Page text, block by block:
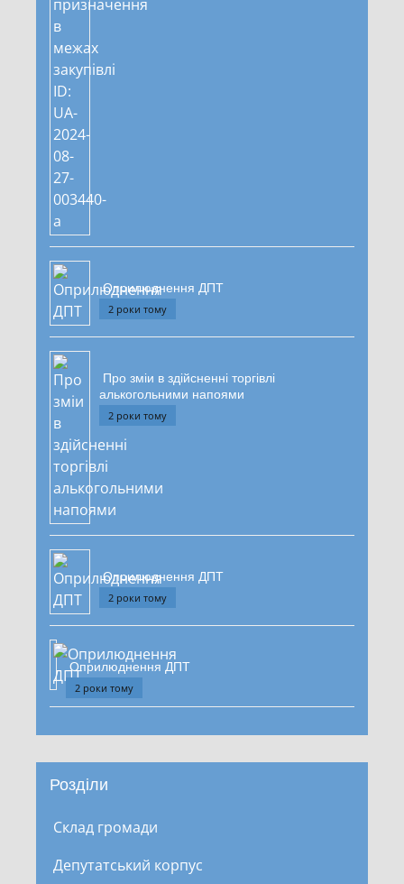
Оприлюднення ДПТ
2 роки тому
Про зміи в здійсненні торгівлі
алькогольними напоями
2 роки тому
Оприлюднення ДПТ
2 роки тому
Оприлюднення ДПТ
2 роки тому
Розділи
Склад громади
Депутатський корпус